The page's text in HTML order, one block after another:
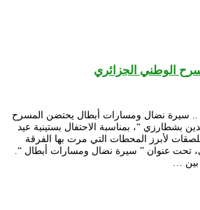
الوطني الجزائري
.. سيرة نضال ومسارات أبطال يحتضن المسرح
بشطارزي “، بمناسبة الاحتفال بستينية عيد
لأبرز المحطات التي مرت بها الفرقة
تحت عنوان ” سيرة نضال ومسارات أبطال “.
بين …